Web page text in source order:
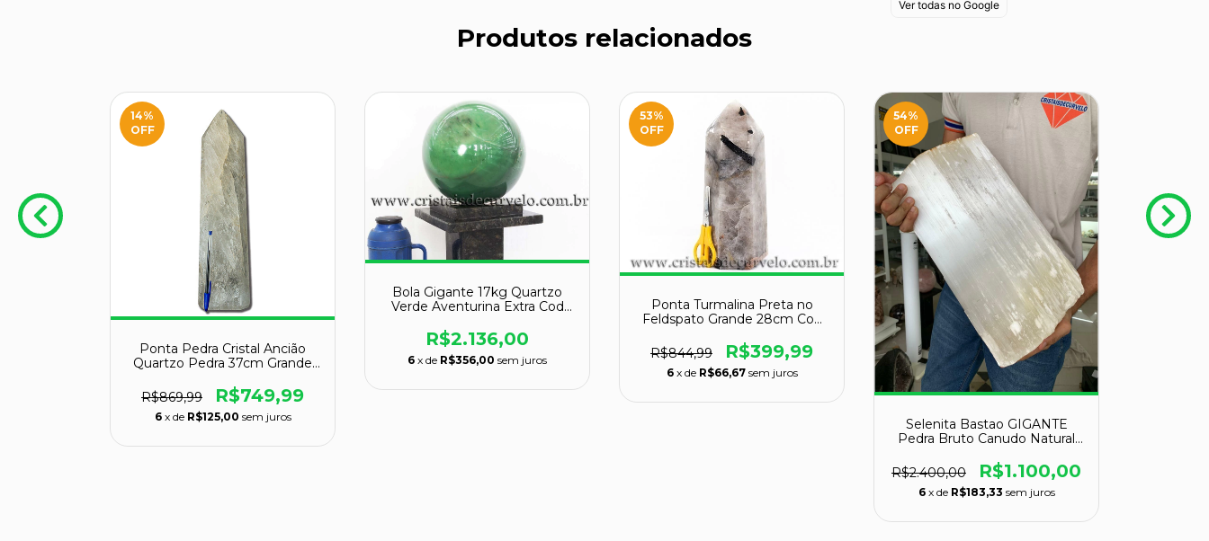
Ver todas no Google
Produtos relacionados
14%
OFF
Ponta Pedra Cristal Ancião
Quartzo Pedra 37cm Grande
R$869,99
R$749,99
6 x de R$125,00 sem juros
Bola Gigante 17kg Quartzo
Verde Aventurina Extra Cod
R$2.136,00
6 x de R$356,00 sem juros
53%
OFF
Ponta Turmalina Preta no
Feldspato Grande 28cm Cod
R$844,99
R$399,99
6 x de R$66,67 sem juros
54%
OFF
Selenita Bastao GIGANTE
Pedra Bruto Canudo Natural
R$2.400,00
R$1.100,00
6 x de R$183,33 sem juros